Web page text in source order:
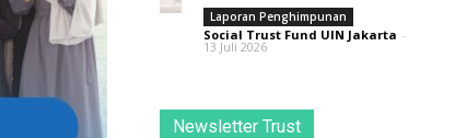
Laporan Penghimpunan
Social Trust Fund UIN Jakarta -
13 Juli 2026
Newsletter Trust